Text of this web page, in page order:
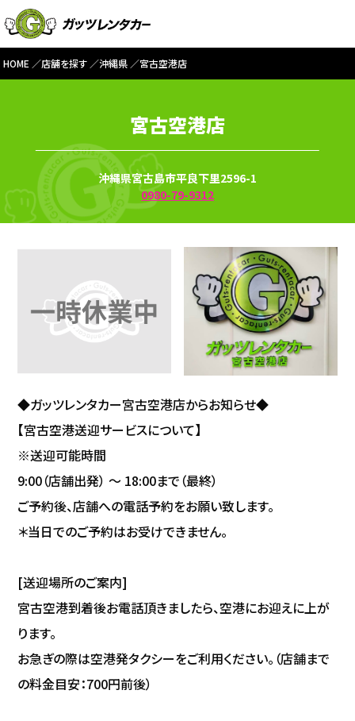
HOME 店舗を探す 沖縄県 宮古空港店
宮古空港店
沖縄県宮古島市平良下里2596-1
0980-79-9312
◆ガッツレンタカー宮古空港店からお知らせ◆
【宮古空港送迎サービスについて】
※送迎可能時間
9:00（店舗出発） ～ 18:00まで（最終）
ご予約後、店舗への電話予約をお願い致します。
＊当日でのご予約はお受けできません。
[送迎場所のご案内]
宮古空港到着後お電話頂きましたら、空港にお迎えに上が
ります。
お急ぎの際は空港発タクシーをご利用ください。（店舗まで
の料金目安：700円前後）